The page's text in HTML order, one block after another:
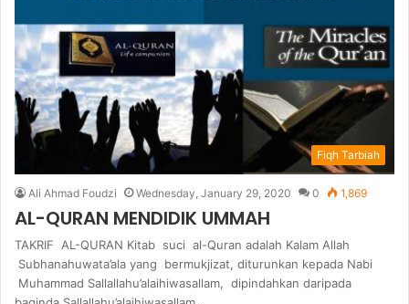
Fiqh Tarbiah
Ali Ahmad Foudzi Wednesday, January 29, 2020 0 1,869
AL-QURAN MENDIDIK UMMAH
TAKRIF AL-QURAN Kitab suci al-Quran adalah Kalam Allah
Subhanahuwata’ala yang bermukjizat, diturunkan kepada Nabi
Muhammad Sallallahu’alaihiwasallam, dipindahkan daripada